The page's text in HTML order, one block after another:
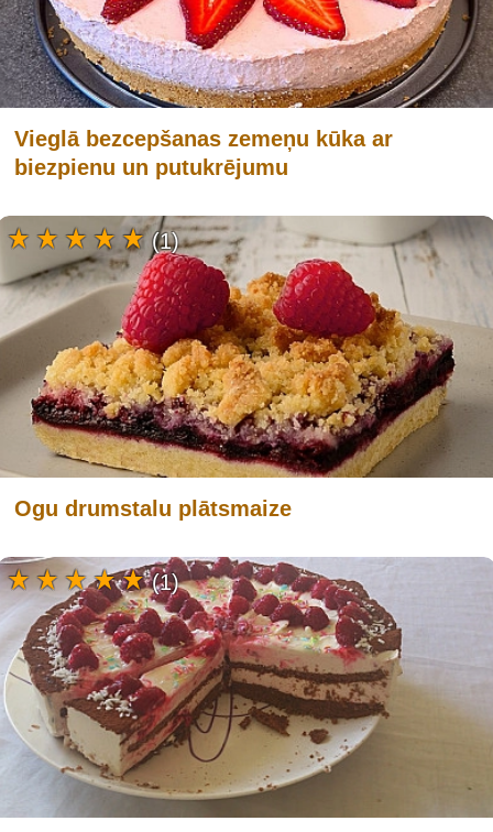
Vieglā bezcepšanas zemeņu kūka ar
biezpienu un putukrējumu
Ogu drumstalu plātsmaize
(1)
(1)